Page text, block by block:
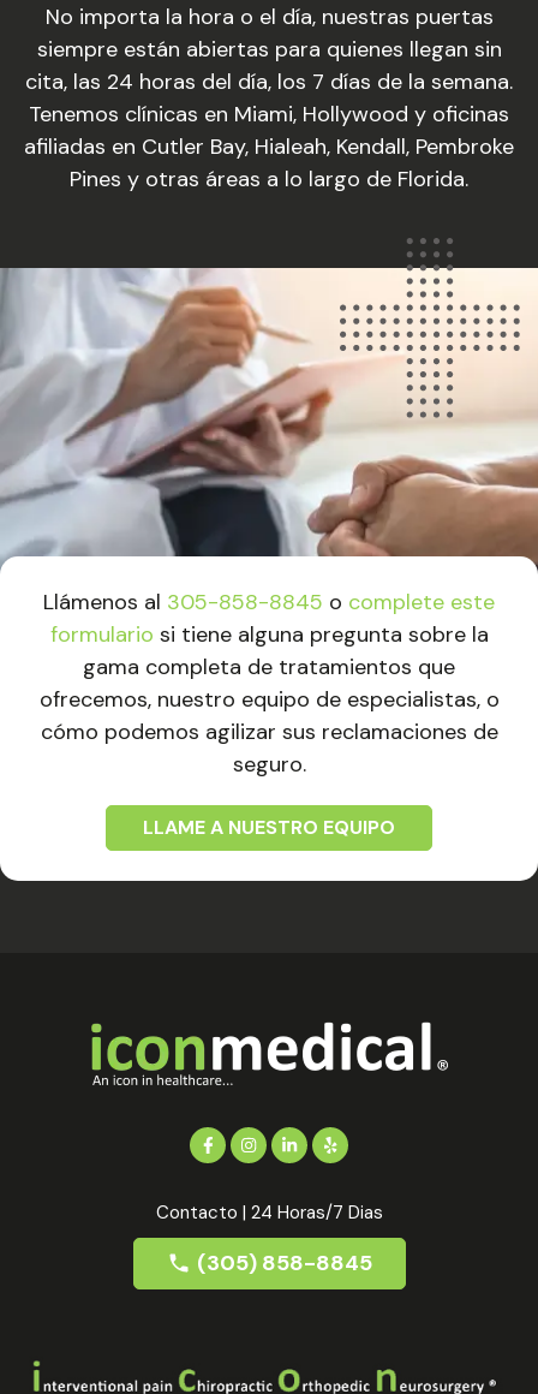
No importa la hora o el día, nuestras puertas
siempre están abiertas para quienes llegan sin
cita, las 24 horas del día, los 7 días de la semana.
Tenemos clínicas en Miami, Hollywood y oficinas
afiliadas en Cutler Bay, Hialeah, Kendall, Pembroke
Pines y otras áreas a lo largo de Florida.
Llámenos al 305-858-8845 o complete este
formulario si tiene alguna pregunta sobre la
gama completa de tratamientos que
ofrecemos, nuestro equipo de especialistas, o
cómo podemos agilizar sus reclamaciones de
seguro.
LLAME A NUESTRO EQUIPO
Contacto | 24 Horas/7 Dias
(305) 858-8845